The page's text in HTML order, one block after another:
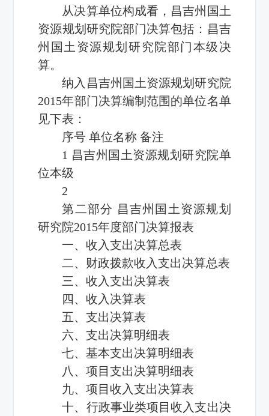
从决算单位构成看，昌吉州国土
资源规划研究院部门决算包括：昌吉
州国土资源规划研究院部门本级决
算。
纳入昌吉州国土资源规划研究院
2015年部门决算编制范围的单位名单
见下表：
序号 单位名称 备注
1 昌吉州国土资源规划研究院单
位本级
2
第二部分 昌吉州国土资源规划
研究院2015年度部门决算报表
一、收入支出决算总表
二、财政拨款收入支出决算总表
三、收入支出决算表
四、收入决算表
五、支出决算表
六、支出决算明细表
七、基本支出决算明细表
八、项目支出决算明细表
九、项目收入支出决算表
十、行政事业类项目收入支出决